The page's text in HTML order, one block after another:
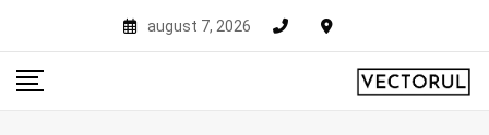
content
august 7, 2026